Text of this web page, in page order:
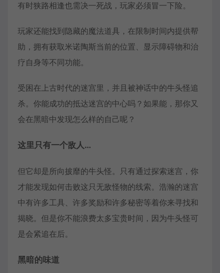
有时狭路相逢也需决一死战，玩家必须冒一下险。
玩家还能找到隐藏的魔法道具，在限制时间内提供帮
助，拥有获取米诺陶斯当前的位置、显示障碍物和治
疗自身等不同功能。
受困在上古时代的迷宫里，并且被神话中的牛头怪追
杀。你能成功的抵达迷宫的中心吗？如果能，那你又
会在黑暗中发现怎么样的自己呢？
这里只有一个敌人…
但它却是所向披靡的牛头怪。只有通过探索迷宫，你
才能发现如何击败这只无敌怪物的线索。浩瀚的迷宫
中有许多工具、许多奖励和许多秘密等着你来寻找和
揭晓。但是你不能浪费太多宝贵时间，因为牛头怪可
是会紧追在后。
黑暗的味道